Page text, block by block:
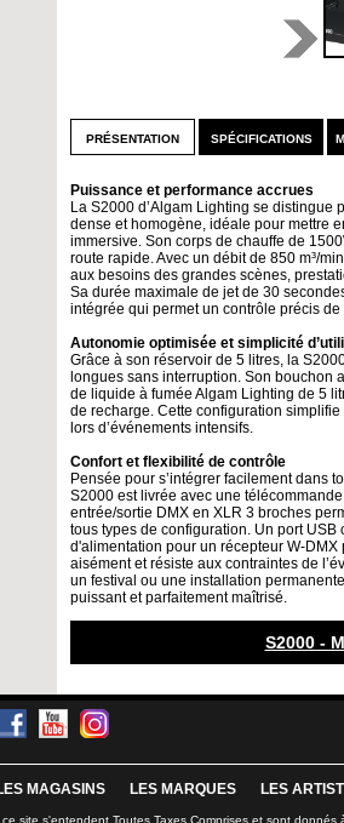
présentation
Puissance et performance accrues
La S2000 d’Algam Lighting se distingue
dense et homogène, idéale pour mettre
immersive. Son corps de chauffe de
route rapide. Avec un débit de 850 m³/
aux besoins des grandes scènes,
Sa durée maximale de jet de 30
intégrée qui permet un contrôle précis
Autonomie optimisée et simplicité
Grâce à son réservoir de 5 litres, la
longues sans interruption. Son bouchon
de liquide à fumée Algam Lighting de 5
de recharge. Cette configuration
lors d’événements intensifs.
Confort et flexibilité de contrôle
Pensée pour s’intégrer facilement dans
S2000 est livrée avec une
entrée/sortie DMX en XLR 3 broches
tous types de configuration. Un port
d'alimentation pour un récepteur W-
aisément et résiste aux contraintes de
un festival ou une installation
puissant et parfaitement maîtrisé.
spécifications
S2000 -
MAGASINS LES MARQUES LES
site s'entendent Toutes Taxes Comprises et sont